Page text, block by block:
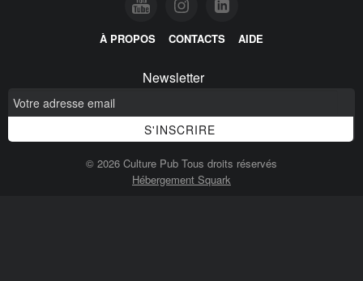
À PROPOS CONTACTS AIDE
Newsletter
© 2026 Culture Pub Tous droits réservés
Hébergement Squark